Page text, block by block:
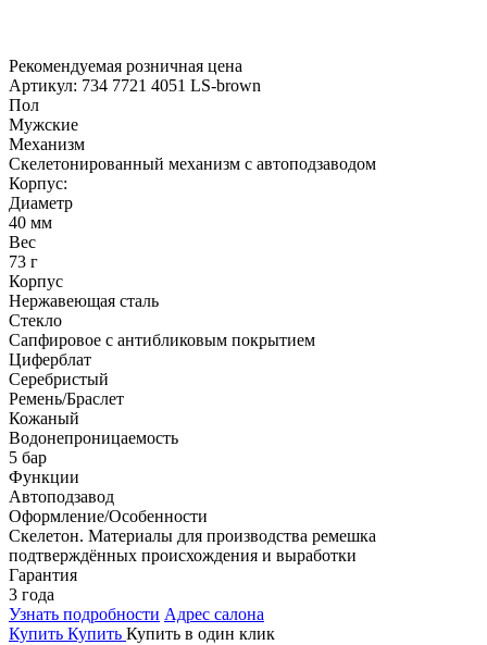
Рекомендуемая розничная цена
Артикул: 734 7721 4051 LS-brown
Пол
Мужские
Механизм
Скелетонированный механизм с автоподзаводом
Корпус:
Диаметр
40 мм
Вес
73 г
Корпус
Нержавеющая сталь
Стекло
Сапфировое с антибликовым покрытием
Циферблат
Серебристый
Ремень/Браслет
Кожаный
Водонепроницаемость
5 бар
Функции
Автоподзавод
Оформление/Особенности
Скелетон. Материалы для производства ремешка
подтверждённых происхождения и выработки
Гарантия
3 года
Узнать подробности Адрес салона
Купить Купить Купить в один клик